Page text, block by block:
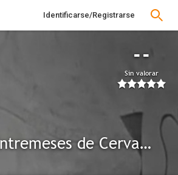
Identificarse/Registrarse
--
Sin valorar
Entremeses de Cervantes